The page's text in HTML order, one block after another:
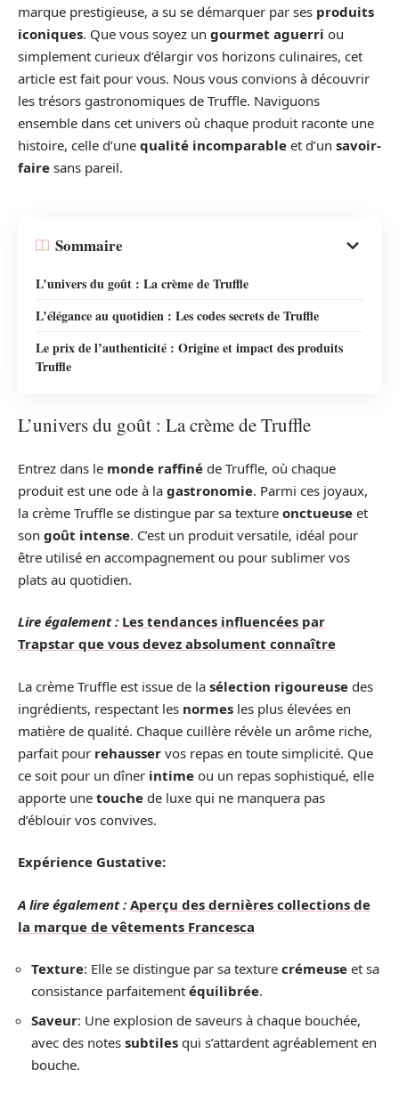
marque prestigieuse, a su se démarquer par ses produits
iconiques. Que vous soyez un gourmet aguerri ou
simplement curieux d’élargir vos horizons culinaires, cet
article est fait pour vous. Nous vous convions à découvrir
les trésors gastronomiques de Truffle. Naviguons
ensemble dans cet univers où chaque produit raconte une
histoire, celle d’une qualité incomparable et d’un savoir-
faire sans pareil.
Sommaire
L’univers du goût : La crème de Truffle
L’élégance au quotidien : Les codes secrets de Truffle
Le prix de l’authenticité : Origine et impact des produits
Truffle
L’univers du goût : La crème de Truffle
Entrez dans le monde raffiné de Truffle, où chaque
produit est une ode à la gastronomie. Parmi ces joyaux,
la crème Truffle se distingue par sa texture onctueuse et
son goût intense. C’est un produit versatile, idéal pour
être utilisé en accompagnement ou pour sublimer vos
plats au quotidien.
Lire également : Les tendances influencées par
Trapstar que vous devez absolument connaître
La crème Truffle est issue de la sélection rigoureuse des
ingrédients, respectant les normes les plus élevées en
matière de qualité. Chaque cuillère révèle un arôme riche,
parfait pour rehausser vos repas en toute simplicité. Que
ce soit pour un dîner intime ou un repas sophistiqué, elle
apporte une touche de luxe qui ne manquera pas
d’éblouir vos convives.
Expérience Gustative:
A lire également : Aperçu des dernières collections de
la marque de vêtements Francesca
Texture: Elle se distingue par sa texture crémeuse et sa
consistance parfaitement équilibrée.
Saveur: Une explosion de saveurs à chaque bouchée,
avec des notes subtiles qui s’attardent agréablement en
bouche.